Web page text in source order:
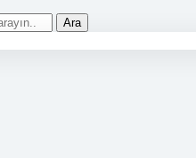
Ara